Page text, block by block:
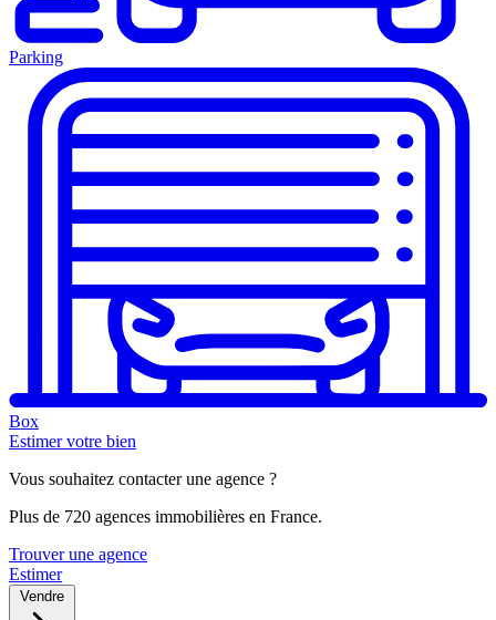
Parking
Box
Estimer votre bien
Vous souhaitez contacter une agence ?
Plus de 720 agences immobilières en France.
Trouver une agence
Estimer
Vendre